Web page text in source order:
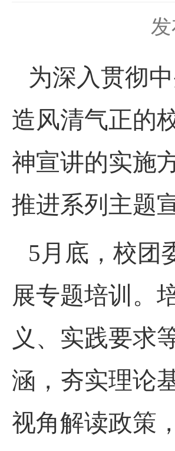
为深入贯彻
造风清气正的
神宣讲的实施
推进系列主题
5月底，校团
展专题培训。
义、实践要求
涵，夯实理论
视角解读政策